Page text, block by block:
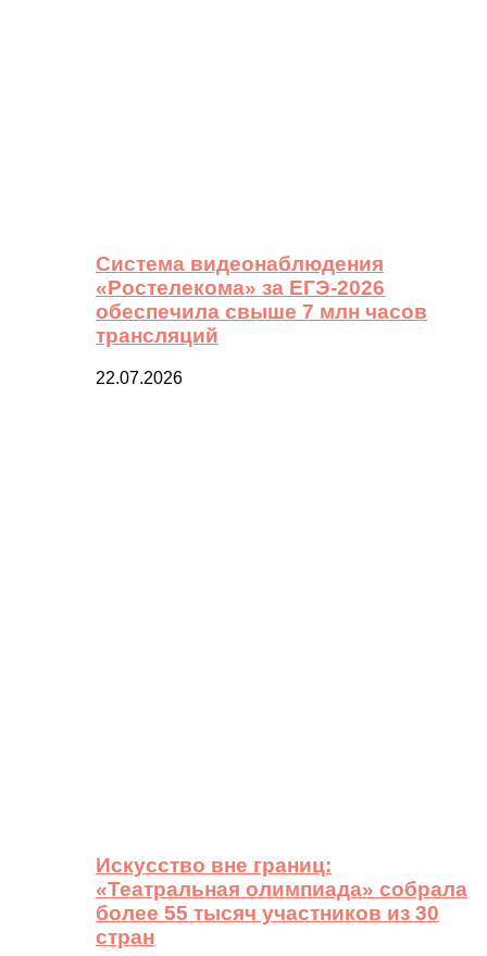
Система видеонаблюдения
«Ростелекома» за ЕГЭ-2026
обеспечила свыше 7 млн часов
трансляций
22.07.2026
Искусство вне границ:
«Театральная олимпиада» собрала
более 55 тысяч участников из 30
стран